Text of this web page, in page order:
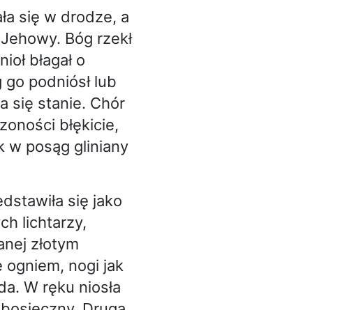
się w drodze, a
Bóg rzekł
błagał o
podniósł lub
się stanie. Chór
błękicie,
w posąg gliniany
się jako
lichtarzy,
złotym
ogniem, nogi jak
W ręku niosła